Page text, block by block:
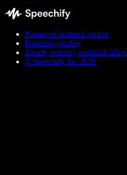
Nastavení souborů cookie
Podmínky služby
Zásady ochrany osobních údajů
© Speechify Inc 2026